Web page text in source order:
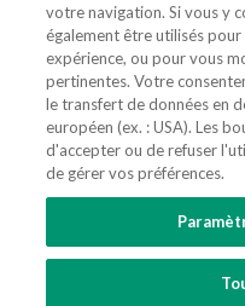
Utilisation
votre navigation. Si vous y
également être utilisés
expérience, ou pour vous
pertinentes. Votre
le transfert de données en
européen (ex. : USA). Les
d'accepter ou de refuser
de gérer vos préférences.